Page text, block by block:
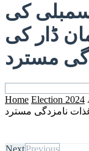
کی
ڈار کی
مسترد
Home Election 2024
نامزدگی مسترد
NextPrevious